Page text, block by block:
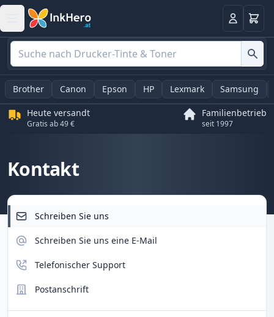
Anmelden
Brother Canon Epson HP Lexmark Samsung
Heute versandt
Gratis ab 49 €
Familienbetrieb
seit 1997
Kontakt
Schreiben Sie uns
Schreiben Sie uns eine E-Mail
Telefonischer Support
Postanschrift